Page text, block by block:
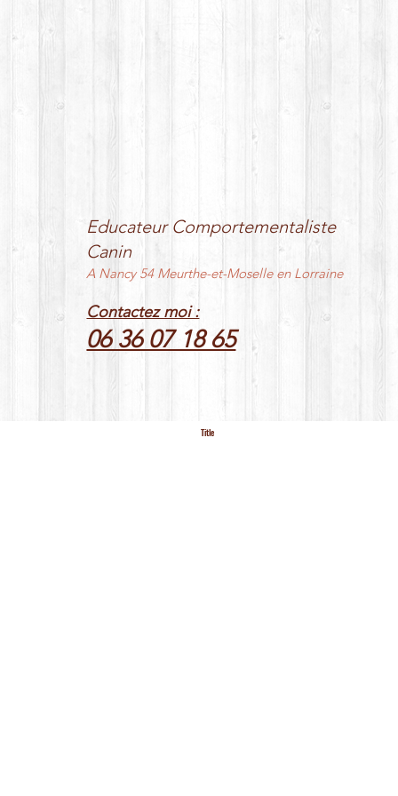
Educateur Comportementaliste
Canin
A Nancy 54 Meurthe-et-Moselle en Lorraine
Contactez moi :
06 36 07 18 65
Title